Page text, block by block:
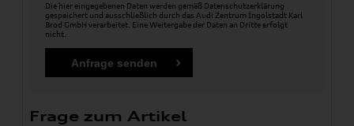
Die hier eingegebenen Daten werden gemäß Datenschutzerklärung
gespeichert und ausschließlich durch das Audi Zentrum Ingolstadt Karl
Brod GmbH verarbeitet. Eine Weitergabe der Daten an Dritte erfolgt
nicht.
Frage zum Artikel